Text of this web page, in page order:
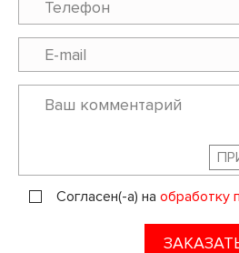
Согласен(-а) на обработку